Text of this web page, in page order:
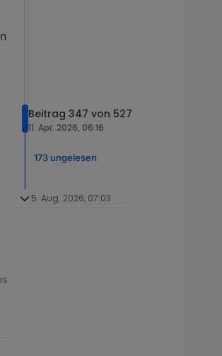
Beitrag 347 von 527
11. Apr. 2026, 06:16
173 ungelesen
5. Aug. 2026, 07:03